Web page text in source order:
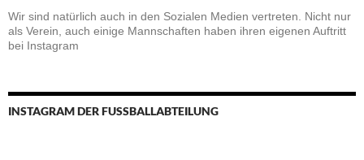
Wir sind natürlich auch in den Sozialen Medien vertreten. Nicht nur
als Verein, auch einige Mannschaften haben ihren eigenen Auftritt
bei Instagram
INSTAGRAM DER FUSSBALLABTEILUNG